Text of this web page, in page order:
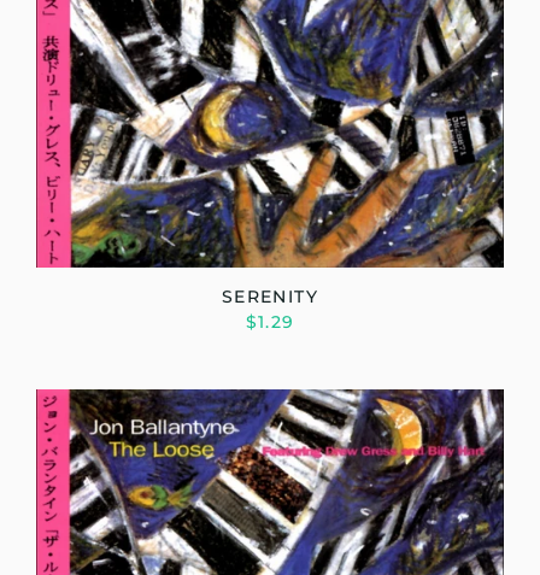
SERENITY
$1.29